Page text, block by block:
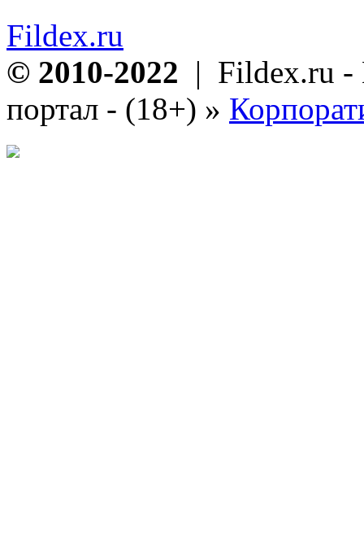
Fildex.ru
© 2010-2022 | Fildex.ru -
портал - (18+) »